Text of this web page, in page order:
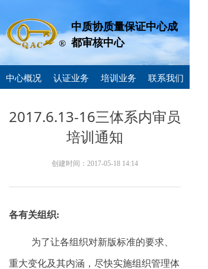
中质协质量保证中心成
都审核中心
中心概况 认证业务 培训业务 联系我们
2017.6.13-16三体系内审员
培训通知
创建时间： 2017-05-18 14:14
各有关组织:
为了让各组织对新版标准的要求、
重大变化及其内涵，尽快实施组织管理体